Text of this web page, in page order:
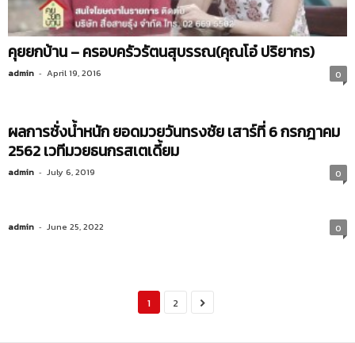
คุยยกบ้าน – ครอบครัวรัตนสุบรรณ(คุณโอ๋ ปริยากร)
admin - April 19, 2016 0
ผลการชั่งน้ำหนัก ยอดมวยวันทรงชัย เสาร์ที่ 6 กรกฎาคม
2562 เวทีมวยธนกรสเตเดี้ยม
admin - July 6, 2019 0
admin - June 25, 2022 0
1 2